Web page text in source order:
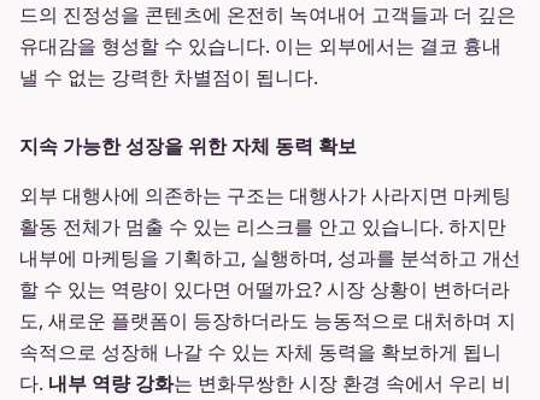
드의 진정성을 콘텐츠에 온전히 녹여내어 고객들과 더 깊은
유대감을 형성할 수 있습니다. 이는 외부에서는 결코 흉내
낼 수 없는 강력한 차별점이 됩니다.
지속 가능한 성장을 위한 자체 동력 확보
외부 대행사에 의존하는 구조는 대행사가 사라지면 마케팅
활동 전체가 멈출 수 있는 리스크를 안고 있습니다. 하지만
내부에 마케팅을 기획하고, 실행하며, 성과를 분석하고 개선
할 수 있는 역량이 있다면 어떨까요? 시장 상황이 변하더라
도, 새로운 플랫폼이 등장하더라도 능동적으로 대처하며 지
속적으로 성장해 나갈 수 있는 자체 동력을 확보하게 됩니
다. 내부 역량 강화는 변화무쌍한 시장 환경 속에서 우리 비